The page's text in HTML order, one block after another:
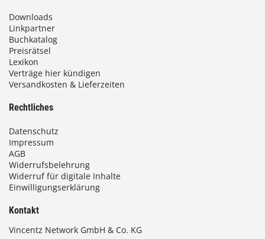
Downloads
Linkpartner
Buchkatalog
Preisrätsel
Lexikon
Verträge hier kündigen
Versandkosten & Lieferzeiten
Rechtliches
Datenschutz
Impressum
AGB
Widerrufsbelehrung
Widerruf für digitale Inhalte
Einwilligungserklärung
Kontakt
Vincentz Network GmbH & Co. KG